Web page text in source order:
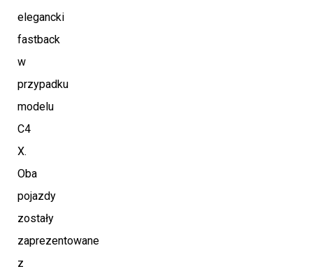
elegancki
fastback
w
przypadku
modelu
C4
X.
Oba
pojazdy
zostały
zaprezentowane
z